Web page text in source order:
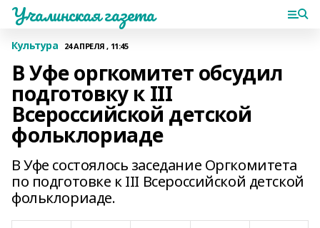
Учалинская газета
Культура 24 АПРЕЛЯ , 11:45
В Уфе оргкомитет обсудил
подготовку к III
Всероссийской детской
фольклориаде
В Уфе состоялось заседание Оргкомитета
по подготовке к III Всероссийской детской
фольклориаде.